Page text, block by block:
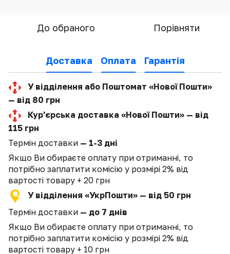
До обраного Порівняти
Доставка Оплата Гарантія
У відділення або Поштомат «Нової Пошти»
— від 80 грн
Кур'єрська доставка «Нової Пошти» — від
115 грн
Термін доставки — 1-3 дні
Якщо Ви обираєте оплату при отриманні, то
потрібно заплатити комісію у розмірі 2% від
вартості товару + 20 грн
У відділення «УкрПошти» — від 50 грн
Термін доставки — до 7 днів
Якщо Ви обираєте оплату при отриманні, то
потрібно заплатити комісію у розмірі 2% від
вартості товару + 10 грн